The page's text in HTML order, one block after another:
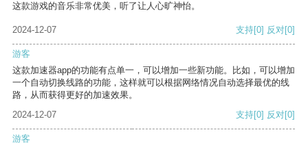
这款游戏的音乐非常优美，听了让人心旷神怡。
2024-12-07 支持[0] 反对[0]
游客
这款加速器app的功能有点单一，可以增加一些新功能。比如，可以增加
一个自动切换线路的功能，这样就可以根据网络情况自动选择最优的线
路，从而获得更好的加速效果。
2024-12-07
支持[0] 反对[0]
游客